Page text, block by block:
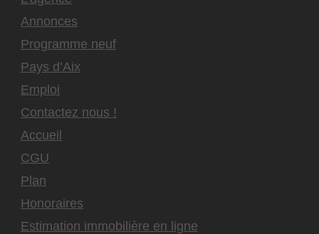
Annonces
Programme neuf
Pays d’Aix
Emploi
Contactez nous !
Accueil
CGU
Plan
Honoraires
Estimation immobilière en ligne